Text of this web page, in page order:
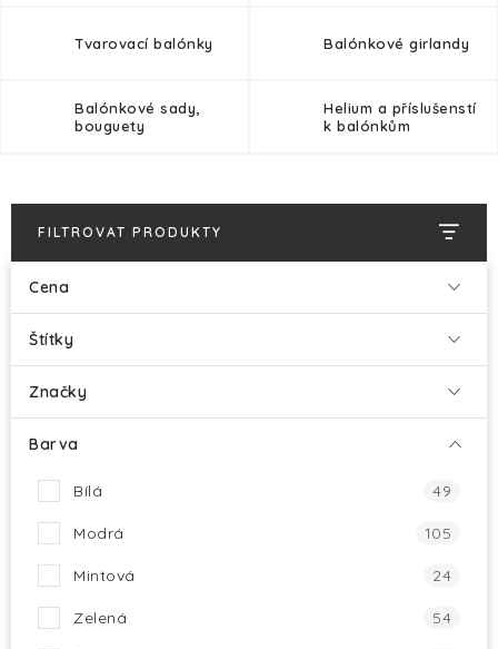
Tvarovací balónky Balónkové girlandy
Balónkové sady,
bouguety
Helium a příslušenstí
k balónkům
FILTROVAT PRODUKTY
Cena
Štítky
Značky
Barva
Bílá 49
Modrá 105
Mintová 24
Zelená 54